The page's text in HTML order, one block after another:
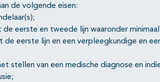
de volgende eisen:
eerste en tweede lijn waaronder minimaal
de eerste lijn en een verpleegkundige en
stellen van een medische diagnose en